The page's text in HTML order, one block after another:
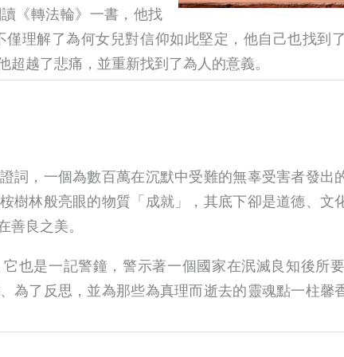
《轉法輪》一書，他找
理解了為何女兒對信仰如此堅定，他自己也找到
越了悲痛，並重新找到了為人的意義。
詞，一個為數百萬在沉默中受難的無辜受害者發
樹林般亮眼的物質「成就」，其底下卻是道德、文
良之美。
也是一記警鐘，警示著一個國家在泯滅良知後所
為了反思，並為那些為真理而逝去的靈魂點一柱馨